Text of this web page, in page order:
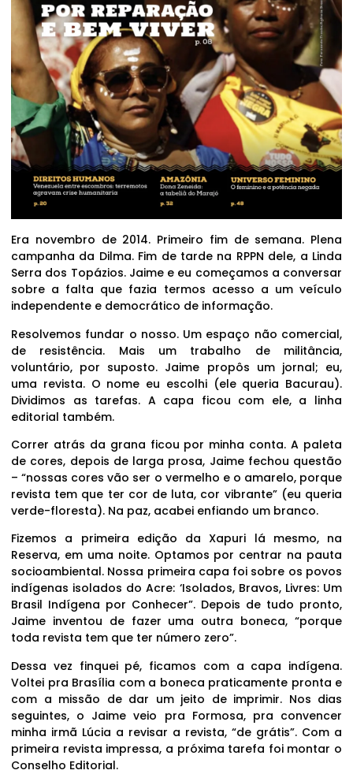
Era novembro de 2014. Primeiro fim de semana. Plena
campanha da Dilma. Fim de tarde na RPPN dele, a Linda
Serra dos Topázios. Jaime e eu começamos a conversar
sobre a falta que fazia termos acesso a um veículo
independente e democrático de informação.
Resolvemos fundar o nosso. Um espaço não comercial,
de resistência. Mais um trabalho de militância,
voluntário, por suposto. Jaime propôs um jornal; eu,
uma revista. O nome eu escolhi (ele queria Bacurau).
Dividimos as tarefas. A capa ficou com ele, a linha
editorial também.
Correr atrás da grana ficou por minha conta. A paleta
de cores, depois de larga prosa, Jaime fechou questão
– “nossas cores vão ser o vermelho e o amarelo, porque
revista tem que ter cor de luta, cor vibrante” (eu queria
verde-floresta). Na paz, acabei enfiando um branco.
Fizemos a primeira edição da Xapuri lá mesmo, na
Reserva, em uma noite. Optamos por centrar na pauta
socioambiental. Nossa primeira capa foi sobre os povos
indígenas isolados do Acre: ‘Isolados, Bravos, Livres: Um
Brasil Indígena por Conhecer”. Depois de tudo pronto,
Jaime inventou de fazer uma outra boneca, “porque
toda revista tem que ter número zero”.
Dessa vez finquei pé, ficamos com a capa indígena.
Voltei pra Brasília com a boneca praticamente pronta e
com a missão de dar um jeito de imprimir. Nos dias
seguintes, o Jaime veio pra Formosa, pra convencer
minha irmã Lúcia a revisar a revista, “de grátis”. Com a
primeira revista impressa, a próxima tarefa foi montar o
Conselho Editorial.